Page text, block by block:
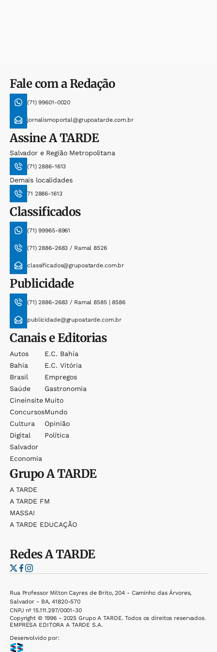
Fale com a Redação
(71) 99601-0020
jornalismoportal@grupoatarde.com.br
AssineA TARDE
Salvador e Região Metropolitana
(71) 2886-1613
Demais localidades
71 2886-1613
Classificados
(71) 99965-8961
(71) 2886-2683 / Ramal 8526
classificados@grupoatarde.com.br
Publicidade
(71) 2886-2683 / Ramal 8585 | 8586
publicidade@grupoatarde.com.br
Canais e Editorias
Autos
Bahia
Brasil
Saúde
Cineinsite
Concursos
Cultura
Digital
Salvador
Economia
E.c. Bahia
E.c. Vitória
Empregos
Gastronomia
Muito
Mundo
Opinião
Política
GrupoA TARDE
A TARDE
A TARDE FM
MASSA!
A TARDE EDUCAÇÃO
RedesA TARDE
Rua Professor Milton Cayres de Brito, 204 - Caminho das Árvores,
Salvador - BA, 41820-570
CNPJ nº 15.111.297/0001-30
Copyright © 1996 - 2025 Grupo A TARDE. Todos os direitos reservados.
EMPRESA EDITORA A TARDE S.A.
Desenvolvido por: